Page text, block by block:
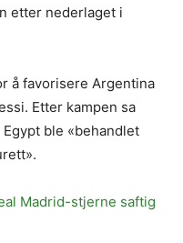
etter nederlaget i
å favorisere Argentina
Etter kampen sa
ble «behandlet
Madrid-stjerne saftig